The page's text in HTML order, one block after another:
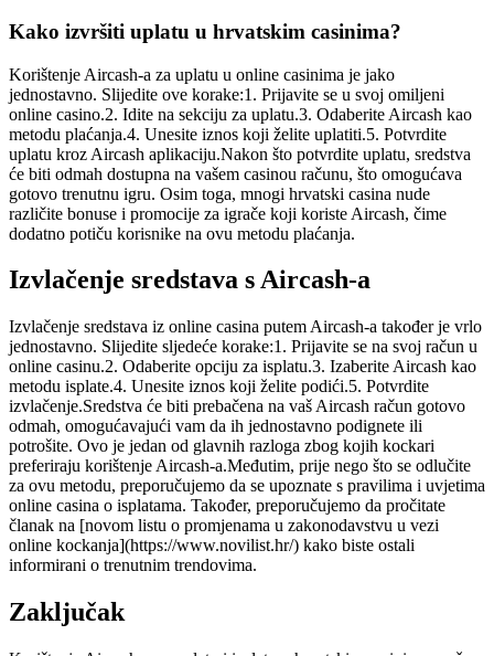
Kako izvršiti uplatu u hrvatskim casinima?
Korištenje Aircash-a za uplatu u online casinima je jako
jednostavno. Slijedite ove korake:1. Prijavite se u svoj omiljeni
online casino.2. Idite na sekciju za uplatu.3. Odaberite Aircash kao
metodu plaćanja.4. Unesite iznos koji želite uplatiti.5. Potvrdite
uplatu kroz Aircash aplikaciju.Nakon što potvrdite uplatu, sredstva
će biti odmah dostupna na vašem casinou računu, što omogućava
gotovo trenutnu igru. Osim toga, mnogi hrvatski casina nude
različite bonuse i promocije za igrače koji koriste Aircash, čime
dodatno potiču korisnike na ovu metodu plaćanja.
Izvlačenje sredstava s Aircash-a
Izvlačenje sredstava iz online casina putem Aircash-a također je vrlo
jednostavno. Slijedite sljedeće korake:1. Prijavite se na svoj račun u
online casinu.2. Odaberite opciju za isplatu.3. Izaberite Aircash kao
metodu isplate.4. Unesite iznos koji želite podići.5. Potvrdite
izvlačenje.Sredstva će biti prebačena na vaš Aircash račun gotovo
odmah, omogućavajući vam da ih jednostavno podignete ili
potrošite. Ovo je jedan od glavnih razloga zbog kojih kockari
preferiraju korištenje Aircash-a.Međutim, prije nego što se odlučite
za ovu metodu, preporučujemo da se upoznate s pravilima i uvjetima
online casina o isplatama. Također, preporučujemo da pročitate
članak na [novom listu o promjenama u zakonodavstvu u vezi
online kockanja](https://www.novilist.hr/) kako biste ostali
informirani o trenutnim trendovima.
Zaključak